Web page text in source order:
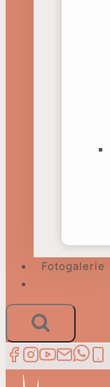
Fotogalerie